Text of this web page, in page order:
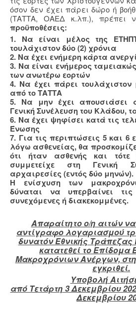
όσον δεν έχει πάρει δώρο ή
(ΤΑΤΤΑ, ΟΑΕΔ κ.λπ.), πρέπει
προϋποθέσεις:
1. Να είναι μέλος της
τουλάχιστον δύο (2) χρόνια
2. Να έχει ενήμερη κάρτα
3. Να είναι ενήμερος
των ανωτέρω εορτών
4. Να έχει πάρει
από το ΤΑΤΤΑ
5. Να μην έχει απουσιάσει
Γενική Συνέλευση του Κλάδου,
6. Να έχει ψηφίσει κατά τις
Ένωσης
7. Για τις περιπτώσεις 5 και
λόγω ασθενείας, θα
ότι ήταν ασθενής και τότε
συμμετείχε στη Γενική
αρχαιρεσίες (εντός δύο μηνών).
Η ενίσχυση των
δύναται να υπερβαίνει
συνεχόμενες ή διακεκομμένες.
Απαραίτητο ο/η αιτών
αντίγραφο λογαριασμού
δυνατόν Εθνικής
κατατεθεί το Επίδομα
Μακροχρόνιων Ανέργων,
εγκριθεί.
Υποβολή
από Τετάρτη 3 Δεκεμβρίου
Δεκεμβρίου